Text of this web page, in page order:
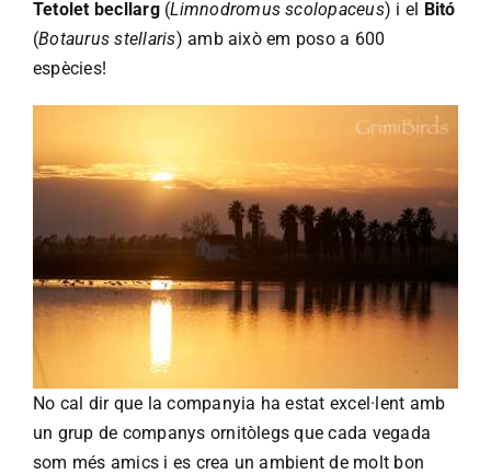
Tetolet becllarg (Limnodromus scolopaceus) i el Bitó
(Botaurus stellaris) amb això em poso a 600
espècies!
No cal dir que la companyia ha estat excel·lent amb
un grup de companys ornitòlegs que cada vegada
som més amics i es crea un ambient de molt bon